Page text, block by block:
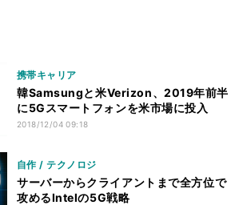
携帯キャリア
韓Samsungと米Verizon、2019年前半
に5Gスマートフォンを米市場に投入
2018/12/04 09:18
自作 / テクノロジ
サーバーからクライアントまで全方位で
攻めるIntelの5G戦略